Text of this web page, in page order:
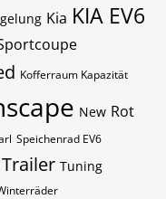
Kia KIA EV6
Kofferraum Kapazität
New Rot
Speichenrad EV6
Trailer Tuning